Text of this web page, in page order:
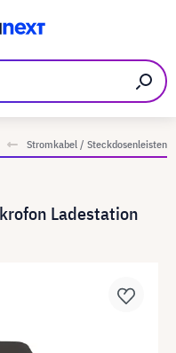
Stromkabel / Steckdosenleisten
Ladestation